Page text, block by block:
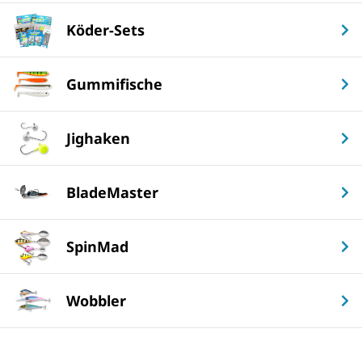
Köder-Sets
Gummifische
Jighaken
BladeMaster
SpinMad
Wobbler